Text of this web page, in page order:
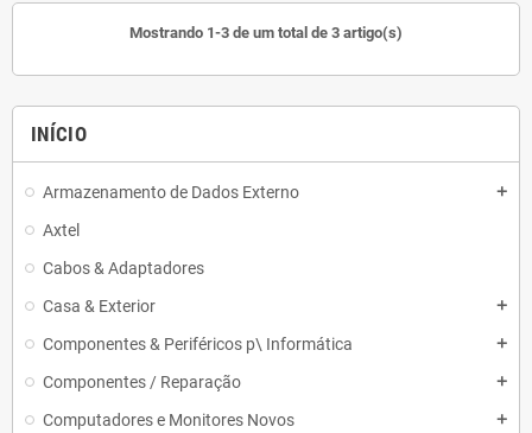
INÍCIO
Armazenamento de Dados Externo add
Axtel
Cabos & Adaptadores
Casa & Exterior
add
Componentes & Periféricos p\ Informática add
Componentes / Reparação add
Computadores e Monitores Novos add
Mostrando 1-3 de um total de 3 artigo(s)